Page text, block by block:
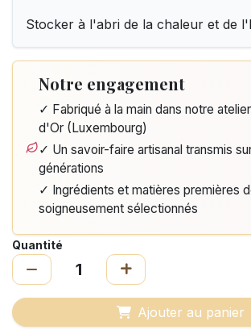
Stocker à l'abri de la chaleur et de
Notre engagement
✓ Fabriqué à la main dans notre
d'Or (Luxembourg)
✓ Un savoir-faire artisanal transmis
générations
✓ Ingrédients et matières premières
soigneusement sélectionnés
Quantité
Ajouter au panier